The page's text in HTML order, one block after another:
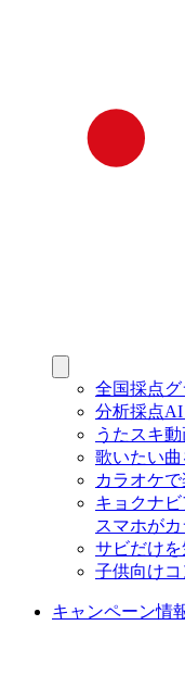
全国採点グ
分析採点AI
うたスキ
歌いたい曲
カラオケ
キョクナビ
スマホが
サビだけを
子供向けコ
キャンペーン情